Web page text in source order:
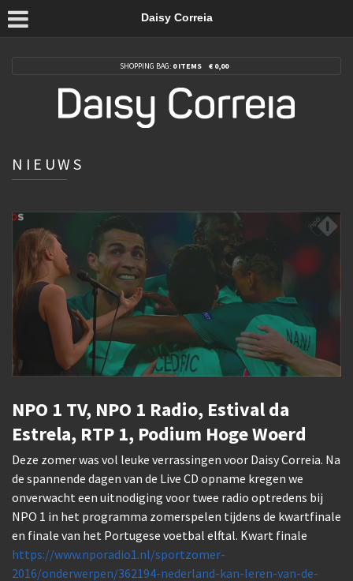
Daisy Correia
SHOPPING BAG: 0 ITEMS €0,00
NIEUWS
NPO 1 TV, NPO 1 Radio, Estival da
Estrela, RTP 1, Podium Hoge Woerd
Deze zomer was vol leuke verrassingen voor Daisy Correia. Na
de spannende dagen van de Live CD opname kregen we
onverwacht een uitnodiging voor twee radio optredens bij
NPO 1 in het programma zomerspelen tijdens de kwartfinale
en finale van het Portugese voetbal elftal. Kwart finale
https://www.nporadio1.nl/sportzomer-
2016/onderwerpen/362194-nederland-kan-leren-van-de-